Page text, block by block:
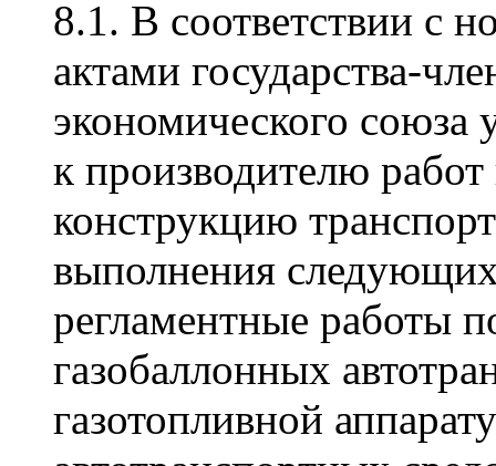
8.1. В соответствии с
актами государства-
экономического союза
к производителю
конструкцию
выполнения
регламентные работы
газобаллонных
газотопливной